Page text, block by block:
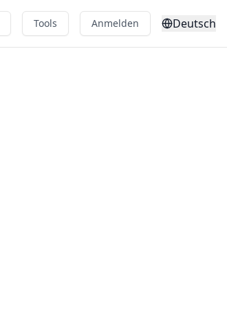
Tools Anmelden Deutsch